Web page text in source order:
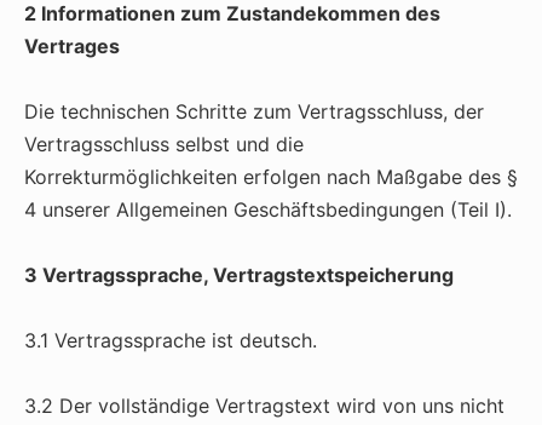
2 Informationen zum Zustandekommen des
Vertrages
Die technischen Schritte zum Vertragsschluss, der
Vertragsschluss selbst und die
Korrekturmöglichkeiten erfolgen nach Maßgabe des §
4 unserer Allgemeinen Geschäftsbedingungen (Teil I).
3 Vertragssprache, Vertragstextspeicherung
3.1 Vertragssprache ist deutsch.
3.2 Der vollständige Vertragstext wird von uns nicht